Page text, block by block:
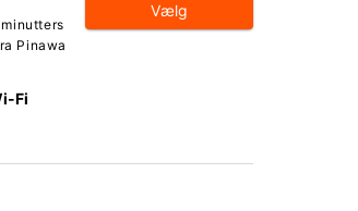
Pinawa
Fi
Vælg